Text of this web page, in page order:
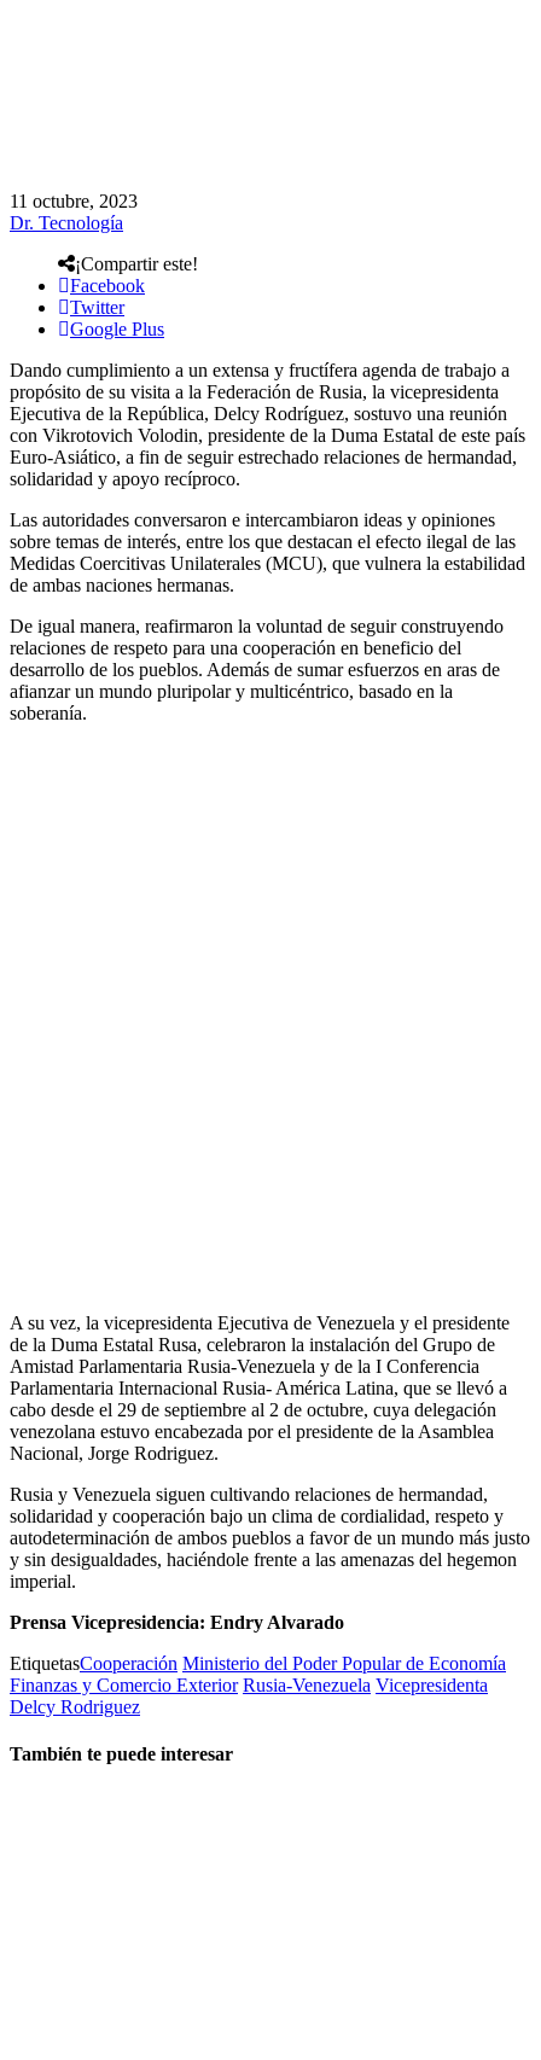
11 octubre, 2023
Dr. Tecnología
¡Compartir este!
Facebook
Twitter
Google Plus
Dando cumplimiento a un extensa y fructífera agenda de trabajo a
propósito de su visita a la Federación de Rusia, la vicepresidenta
Ejecutiva de la República, Delcy Rodríguez, sostuvo una reunión
con Vikrotovich Volodin, presidente de la Duma Estatal de este país
Euro-Asiático, a fin de seguir estrechado relaciones de hermandad,
solidaridad y apoyo recíproco.
Las autoridades conversaron e intercambiaron ideas y opiniones
sobre temas de interés, entre los que destacan el efecto ilegal de las
Medidas Coercitivas Unilaterales (MCU), que vulnera la estabilidad
de ambas naciones hermanas.
De igual manera, reafirmaron la voluntad de seguir construyendo
relaciones de respeto para una cooperación en beneficio del
desarrollo de los pueblos. Además de sumar esfuerzos en aras de
afianzar un mundo pluripolar y multicéntrico, basado en la
soberanía.
A su vez, la vicepresidenta Ejecutiva de Venezuela y el presidente
de la Duma Estatal Rusa, celebraron la instalación del Grupo de
Amistad Parlamentaria Rusia-Venezuela y de la I Conferencia
Parlamentaria Internacional Rusia- América Latina, que se llevó a
cabo desde el 29 de septiembre al 2 de octubre, cuya delegación
venezolana estuvo encabezada por el presidente de la Asamblea
Nacional, Jorge Rodriguez.
Rusia y Venezuela siguen cultivando relaciones de hermandad,
solidaridad y cooperación bajo un clima de cordialidad, respeto y
autodeterminación de ambos pueblos a favor de un mundo más justo
y sin desigualdades, haciéndole frente a las amenazas del hegemon
imperial.
Prensa Vicepresidencia: Endry Alvarado
EtiquetasCooperación Ministerio del Poder Popular de Economía
Finanzas y Comercio Exterior Rusia-Venezuela Vicepresidenta
Delcy Rodriguez
También te puede interesar